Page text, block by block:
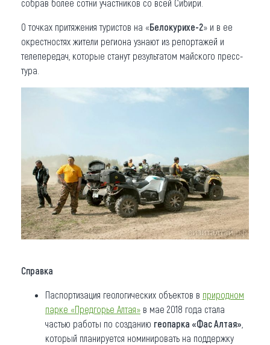
собрав более сотни участников со всей Сибири.
О точках притяжения туристов на «Белокурихе-2» и в ее
окрестностях жители региона узнают из репортажей и
телепередач, которые станут результатом майского пресс-
тура.
Справка
Паспортизация геологических объектов в природном
парке «Предгорье Алтая» в мае 2018 года стала
частью работы по созданию геопарка «Фас Алтая»
который планируется номинировать на поддержку